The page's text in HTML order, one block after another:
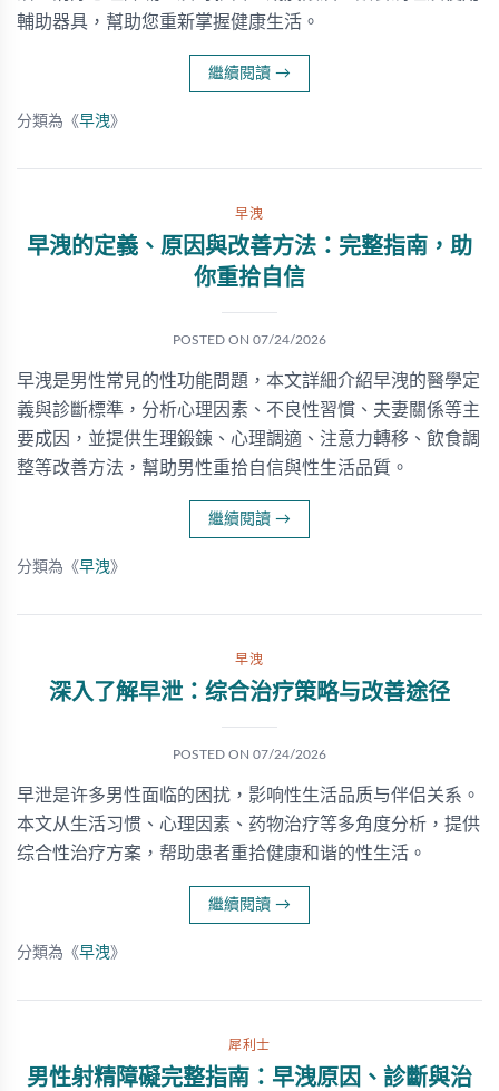
輔助器具，幫助您重新掌握健康生活。
繼續閱讀 →
分類為《早洩》
早洩
早洩的定義、原因與改善方法：完整指南，助
你重拾自信
POSTED ON 07/24/2026
早洩是男性常見的性功能問題，本文詳細介紹早洩的醫學定
義與診斷標準，分析心理因素、不良性習慣、夫妻關係等主
要成因，並提供生理鍛鍊、心理調適、注意力轉移、飲食調
整等改善方法，幫助男性重拾自信與性生活品質。
繼續閱讀 →
分類為《早洩》
早洩
深入了解早泄：综合治疗策略与改善途径
POSTED ON 07/24/2026
早泄是许多男性面临的困扰，影响性生活品质与伴侣关系。
本文从生活习惯、心理因素、药物治疗等多角度分析，提供
综合性治疗方案，帮助患者重拾健康和谐的性生活。
繼續閱讀 →
分類為《早洩》
犀利士
男性射精障礙完整指南：早洩原因、診斷與治